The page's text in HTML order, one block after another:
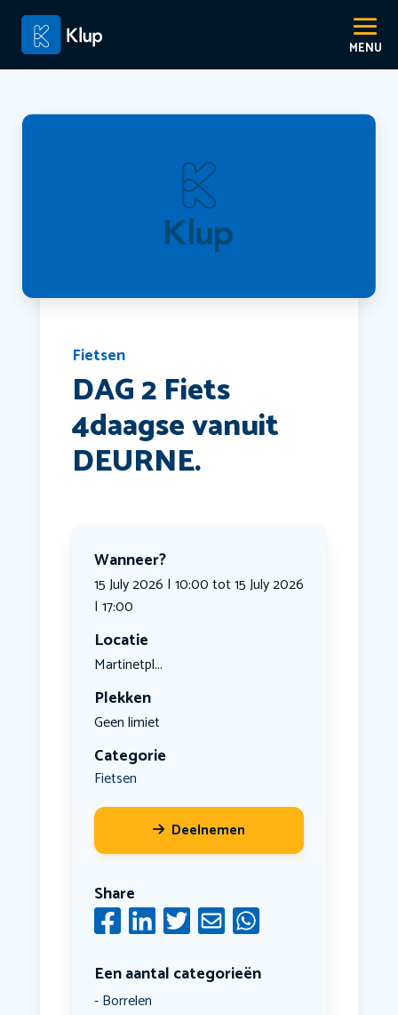
Fietsen
DAG 2 Fiets
4daagse vanuit
DEURNE.
Wanneer?
15 July 2026 | 10:00 tot 15 July 2026
| 17:00
Locatie
Martinetpl...
Plekken
Geen limiet
Categorie
Fietsen
Deelnemen
Share
Een aantal categorieën
Borrelen